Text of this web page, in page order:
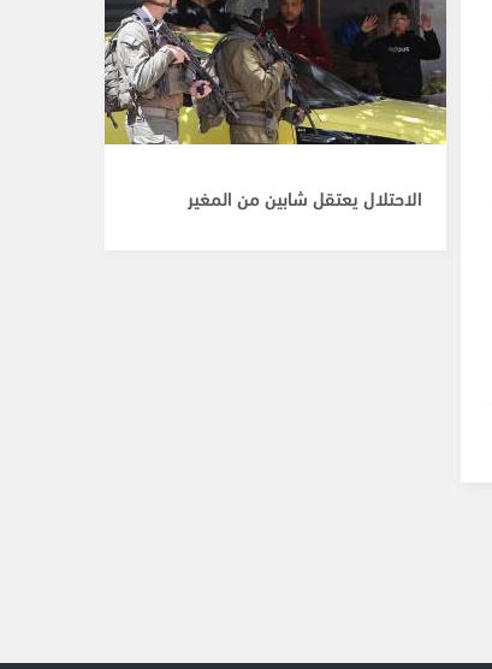
الاحتلال يعتقل شابين من المغير